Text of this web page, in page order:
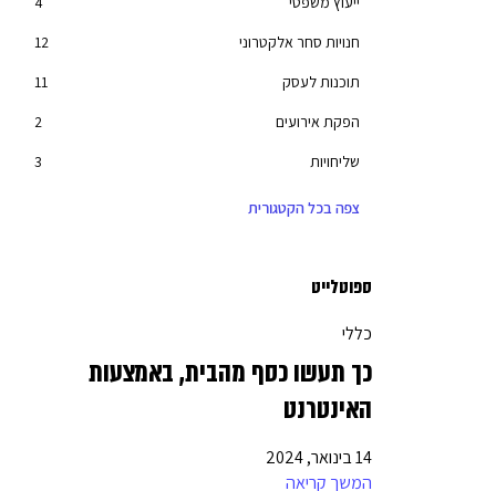
חנויות סחר אלקטרוני
12
תוכנות לעסק
11
הפקת אירועים
שליחויות
סליקת אשראי
חשבון עסקי
בניית אתרים
שיווק דיגיטלי
יחסי ציבור
צפה בכל הקטגורית
ספוטלייט
כללי
כך תעשו כסף מהבית, באמצעות
האינטרנט
14 בינואר, 2024
המשך קריאה